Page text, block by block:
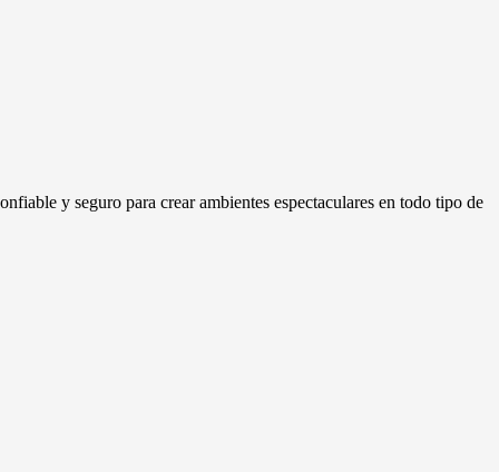
y seguro para crear ambientes espectaculares en todo tipo de